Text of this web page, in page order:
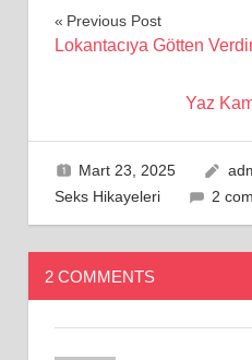
Yazı
Previous Post
Lokantacıya Götten
Yaz
Mart 23, 2025
Seks Hikayeleri
2
2 COMMENTS